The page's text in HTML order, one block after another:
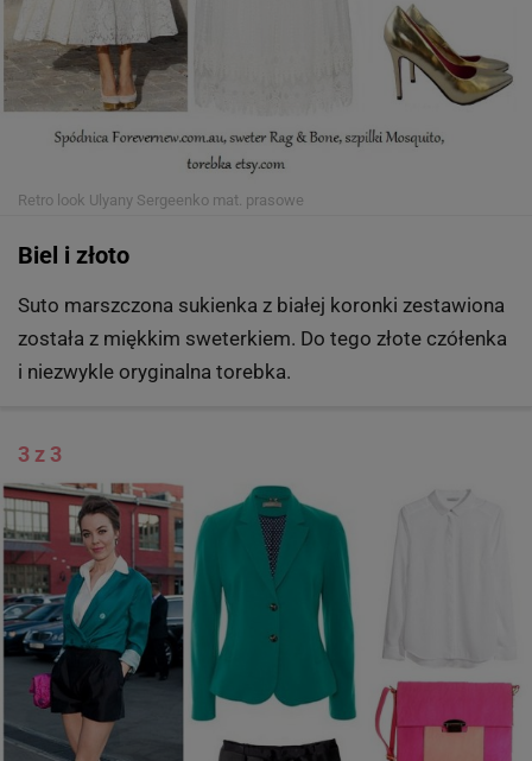
Retro look Ulyany Sergeenko mat. prasowe
Biel i złoto
Suto marszczona sukienka z białej koronki zestawiona
została z miękkim sweterkiem. Do tego złote czółenka
i niezwykle oryginalna torebka.
3 z 3